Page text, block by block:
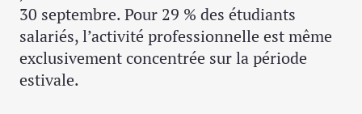
30 septembre. Pour 29 % des étudiants
salariés, l’activité professionnelle est même
exclusivement concentrée sur la période
estivale.